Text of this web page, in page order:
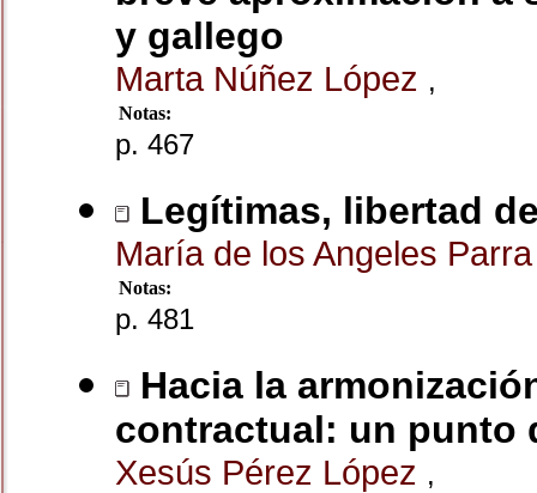
y gallego
Marta Núñez López ,
Notas:
p. 467
Legítimas, libertad
María de los Angeles
Notas:
p. 481
Hacia la
contractual: un punto
Xesús Pérez López ,